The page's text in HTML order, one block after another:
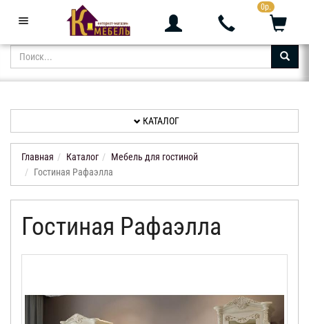
0р.
Звоните с 9:00 до 23:00 +7 (343) 361-05-24
КАТАЛОГ
АКЦИИ
НОВИНКИ
ОТЗЫВЫ
КАТАЛОГ
Главная Каталог
Мебель для гостиной
Гостиная Рафаэлла
Гостиная Рафаэлла